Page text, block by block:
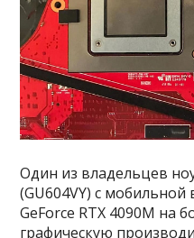
Один из владельцев
(GU604VY) с
GeForce RTX 4090M на
графическую